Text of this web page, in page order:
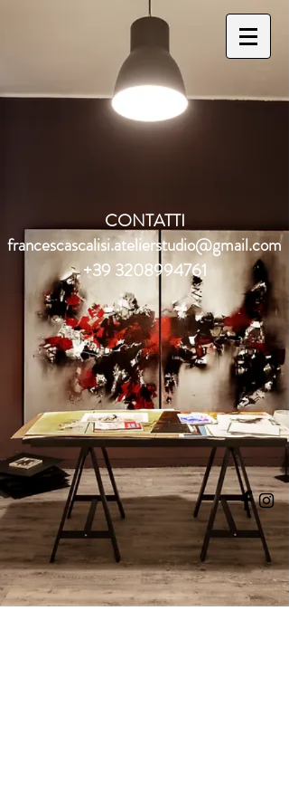
CONTATTI
francescascalisi.atelierstudio@gmail.com
+39 3208994761